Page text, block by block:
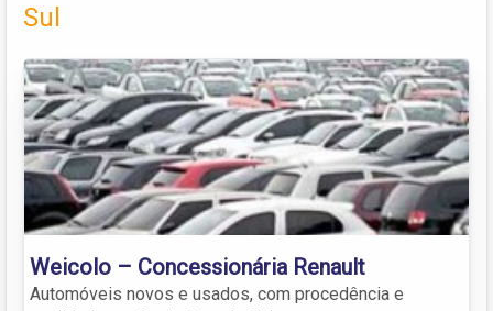
Sul
Weicolo – Concessionária Renault
Automóveis novos e usados, com procedência e